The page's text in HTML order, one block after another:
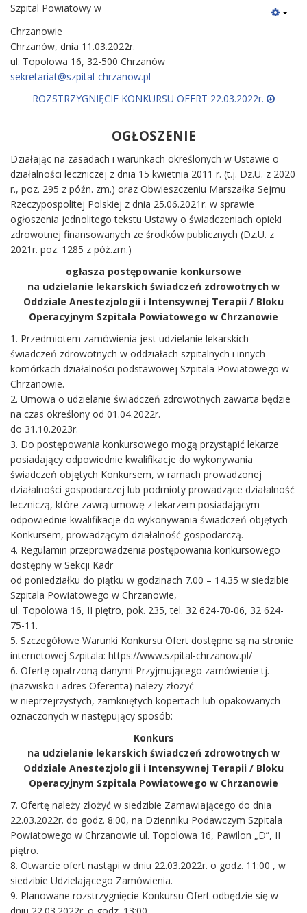
Szpital Powiatowy w
Chrzanów, dnia 11.03.2022r.
ul. Topolowa 16, 32-500 Chrzanów
ROZSTRZYGNIĘCIE KONKURSU OFERT 22.03.2022r.
OGŁOSZENIE
Działając na zasadach i warunkach określonych w Ustawie o
działalności leczniczej z dnia 15 kwietnia 2011 r. (t.j. Dz.U. z 2020
r., poz. 295 z późn. zm.) oraz Obwieszczeniu Marszałka Sejmu
Rzeczypospolitej Polskiej z dnia 25.06.2021r. w sprawie
ogłoszenia jednolitego tekstu Ustawy o świadczeniach opieki
zdrowotnej finansowanych ze środków publicznych (Dz.U. z
2021r. poz. 1285 z póż.zm.)
ogłasza postępowanie konkursowe
na udzielanie lekarskich świadczeń zdrowotnych w
Oddziale Anestezjologii i Intensywnej Terapii / Bloku
Operacyjnym Szpitala Powiatowego w Chrzanowie
1. Przedmiotem zamówienia jest udzielanie lekarskich
świadczeń zdrowotnych w oddziałach szpitalnych i innych
komórkach działalności podstawowej Szpitala Powiatowego w
Chrzanowie.
2. Umowa o udzielanie świadczeń zdrowotnych zawarta będzie
na czas określony od 01.04.2022r.
do 31.10.2023r.
3. Do postępowania konkursowego mogą przystąpić lekarze
posiadający odpowiednie kwalifikacje do wykonywania
świadczeń objętych Konkursem, w ramach prowadzonej
działalności gospodarczej lub podmioty prowadzące działalność
leczniczą, które zawrą umowę z lekarzem posiadającym
odpowiednie kwalifikacje do wykonywania świadczeń objętych
Konkursem, prowadzącym działalność gospodarczą.
4. Regulamin przeprowadzenia postępowania konkursowego
dostępny w Sekcji Kadr
od poniedziałku do piątku w godzinach 7.00 – 14.35 w siedzibie
Szpitala Powiatowego w Chrzanowie,
ul. Topolowa 16, II piętro, pok. 235, tel. 32 624-70-06, 32 624-
75-11.
5. Szczegółowe Warunki Konkursu Ofert dostępne są na stronie
internetowej Szpitala: https://www.szpital-chrzanow.pl/
6. Ofertę opatrzoną danymi Przyjmującego zamówienie tj.
(nazwisko i adres Oferenta) należy złożyć
w nieprzejrzystych, zamkniętych kopertach lub opakowanych
oznaczonych w następujący sposób:
Konkurs
na udzielanie lekarskich świadczeń zdrowotnych w
Oddziale Anestezjologii i Intensywnej Terapii / Bloku
Operacyjnym Szpitala Powiatowego w Chrzanowie
7. Ofertę należy złożyć w siedzibie Zamawiającego do dnia
22.03.2022r. do godz. 8:00, na Dzienniku Podawczym Szpitala
Powiatowego w Chrzanowie ul. Topolowa 16, Pawilon „D”, II
piętro.
8. Otwarcie ofert nastąpi w dniu 22.03.2022r. o godz. 11:00 , w
siedzibie Udzielającego Zamówienia.
9. Planowane rozstrzygnięcie Konkursu Ofert odbędzie się w